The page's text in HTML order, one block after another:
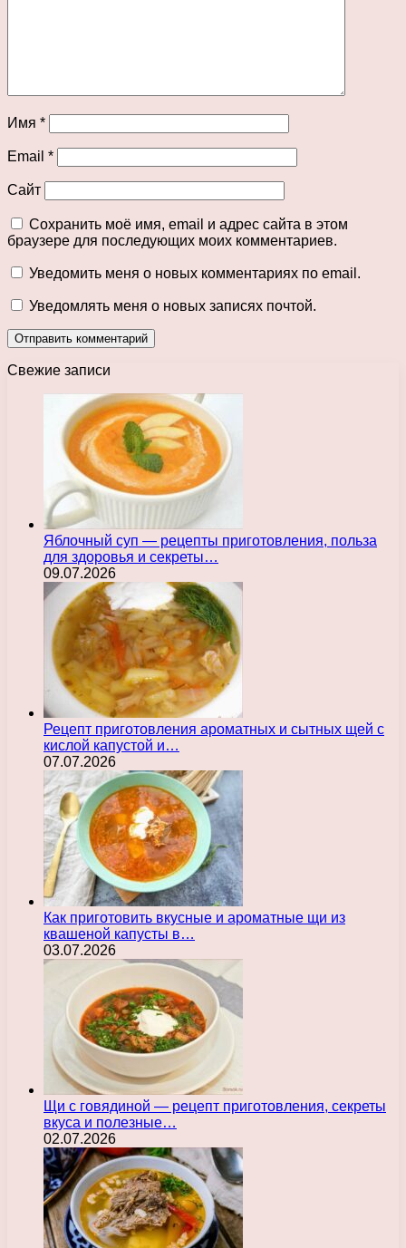
Имя *
Email *
Сайт
Сохранить моё имя, email и адрес сайта в этом
браузере для последующих моих комментариев.
Уведомить меня о новых комментариях по email.
Уведомлять меня о новых записях почтой.
Свежие записи
Яблочный суп — рецепты приготовления, польза
для здоровья и секреты…
09.07.2026
Рецепт приготовления ароматных и сытных щей с
кислой капустой и…
07.07.2026
Как приготовить вкусные и ароматные щи из
квашеной капусты в…
03.07.2026
Щи с говядиной — рецепт приготовления, секреты
вкуса и полезные…
02.07.2026